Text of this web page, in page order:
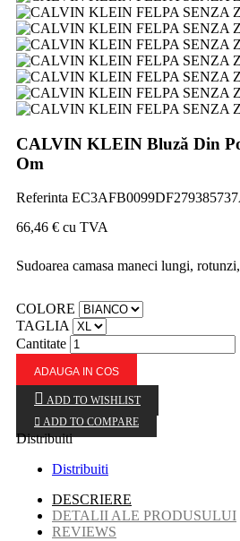
CALVIN KLEIN Bluză Din
Om
Referinta
66,46 € cu TVA
Sudoarea camasa maneci lungi,
COLORE
TAGLIA
Cantitate
ADAUGA IN COS
ADD TO WISHLIST
 ADD TO COMPARE
Distribuiti
Distribuiti
DESCRIERE
DETALII ALE PRODUSULUI
REVIEWS